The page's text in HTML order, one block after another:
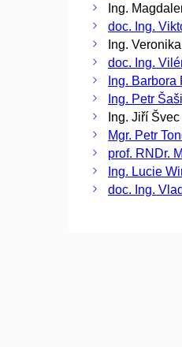
Ing.
doc. Ing.
Ing.
doc. Ing.
Ing.
Ing. Petr
Ing. Jiří Švec
Mgr. Petr
prof. RNDr.
Ing. Lucie
doc. Ing.